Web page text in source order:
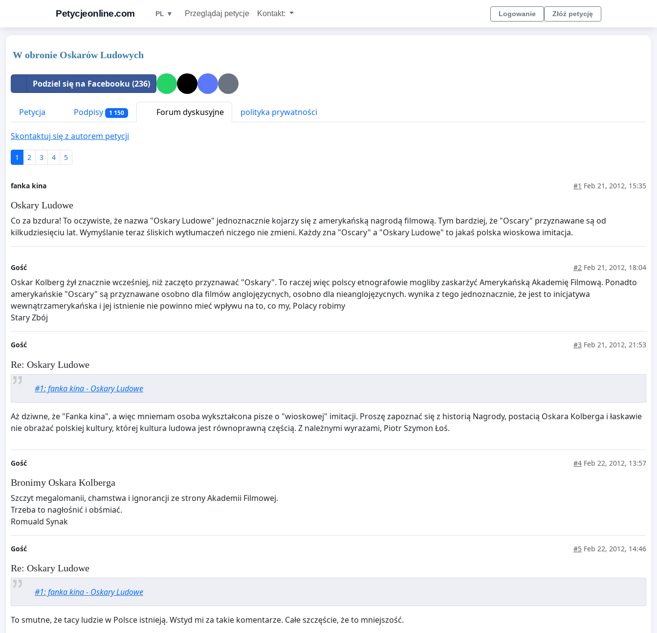
Petycjeonline.com PL ▼ Przeglądaj petycje Kontakt: Logowanie Złóż petycję
W obronie Oskarów Ludowych
Podziel się na Facebooku (236)
Petycja Podpisy 1 150 Forum dyskusyjne polityka prywatności
Skontaktuj się z autorem petycji
1 2 3 4 5
fanka kina #1 Feb 21, 2012, 15:35
Oskary Ludowe
Co za bzdura! To oczywiste, że nazwa "Oskary Ludowe" jednoznacznie kojarzy się z amerykańską nagrodą filmową. Tym bardziej, że "Oscary" przyznawane są od
kilkudziesięciu lat. Wymyślanie teraz śliskich wytłumaczeń niczego nie zmieni. Każdy zna "Oscary" a "Oskary Ludowe" to jakaś polska wioskowa imitacja.
Gość #2 Feb 21, 2012, 18:04
Oskar Kolberg żył znacznie wcześniej, niż zaczęto przyznawać "Oskary". To raczej więc polscy etnografowie mogliby zaskarżyć Amerykańską Akademię Filmową. Ponadto
amerykańskie "Oscary" są przyznawane osobno dla filmów anglojęzycnych, osobno dla nieanglojęzycnych. wynika z tego jednoznacznie, że jest to inicjatywa
wewnątrzamerykańska i jej istnienie nie powinno mieć wpływu na to, co my, Polacy robimy
Stary Zbój
Gość #3 Feb 21, 2012, 21:53
Re: Oskary Ludowe
#1: fanka kina - Oskary Ludowe
Aż dziwne, że "Fanka kina", a więc mniemam osoba wykształcona pisze o "wioskowej" imitacji. Proszę zapoznać się z historią Nagrody, postacią Oskara Kolberga i łaskawie
nie obrażać polskiej kultury, której kultura ludowa jest równoprawną częścią. Z należnymi wyrazami, Piotr Szymon Łoś.
Gość #4 Feb 22, 2012, 13:57
Bronimy Oskara Kolberga
Szczyt megalomanii, chamstwa i ignorancji ze strony Akademii Filmowej.
Trzeba to nagłośnić i obśmiać.
Romuald Synak
Gość #5 Feb 22, 2012, 14:46
Re: Oskary Ludowe
#1: fanka kina - Oskary Ludowe
To smutne, że tacy ludzie w Polsce istnieją. Wstyd mi za takie komentarze. Całe szczęście, że to mniejszość.